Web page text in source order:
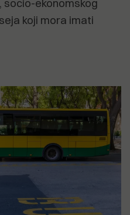
socio-ekonomskog
koji mora imati